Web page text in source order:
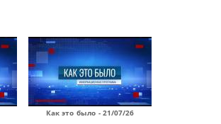
Как это было - 21/07/26